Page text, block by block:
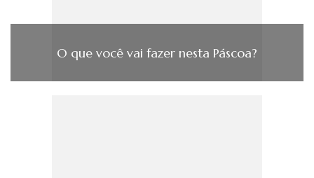
O que você vai fazer nesta Páscoa?